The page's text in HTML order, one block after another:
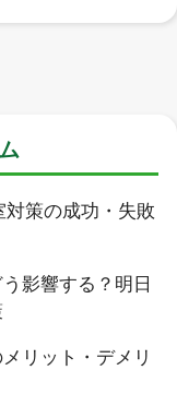
対策の成功・失敗
影響する？明日
リット・デメリ